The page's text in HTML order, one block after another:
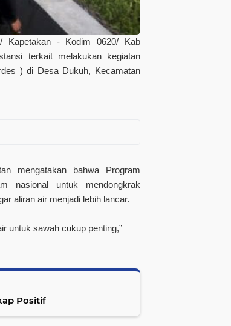
Kapetakan - Kodim 0620/ Kab
terkait melakukan kegiatan
) di Desa Dukuh, Kecamatan
mengatakan bahwa Program
nasional untuk mendongkrak
aliran air menjadi lebih lancar.
untuk sawah cukup penting,”
Positif